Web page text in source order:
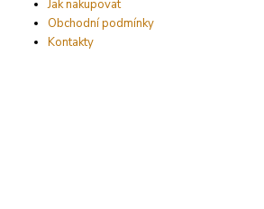
Jak nakupovat
Obchodní podmínky
Kontakty